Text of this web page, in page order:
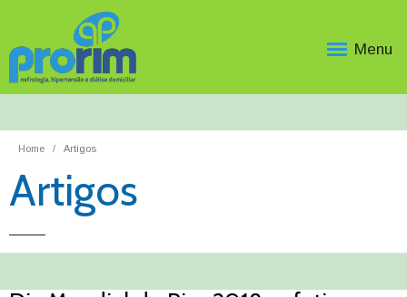
Menu
Home Artigos
Artigos